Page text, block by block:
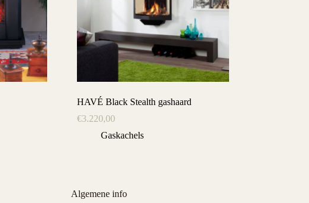
HAVÉ Black Stealth gashaard
€3.220,00
Gaskachels
Algemene info